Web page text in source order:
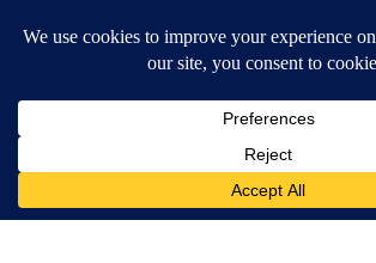
Entertainment
Contests & Promotions
DOWNLOAD OUR APPS
Available for iOS and Android